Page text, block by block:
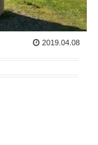
2019.04.08